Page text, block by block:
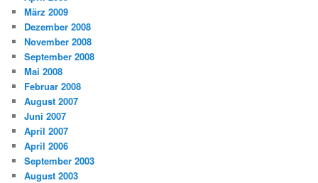
März 2009
Dezember 2008
November 2008
September 2008
Mai 2008
Februar 2008
August 2007
Juni 2007
April 2007
April 2006
September 2003
August 2003